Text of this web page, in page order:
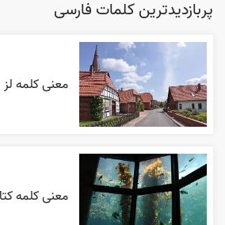
پربازدیدترین کلمات فارسی
معنی کلمه لز
معنی کلمه